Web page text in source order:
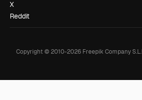
X
Reddit
Copyright © 2010-2026Freepik Company